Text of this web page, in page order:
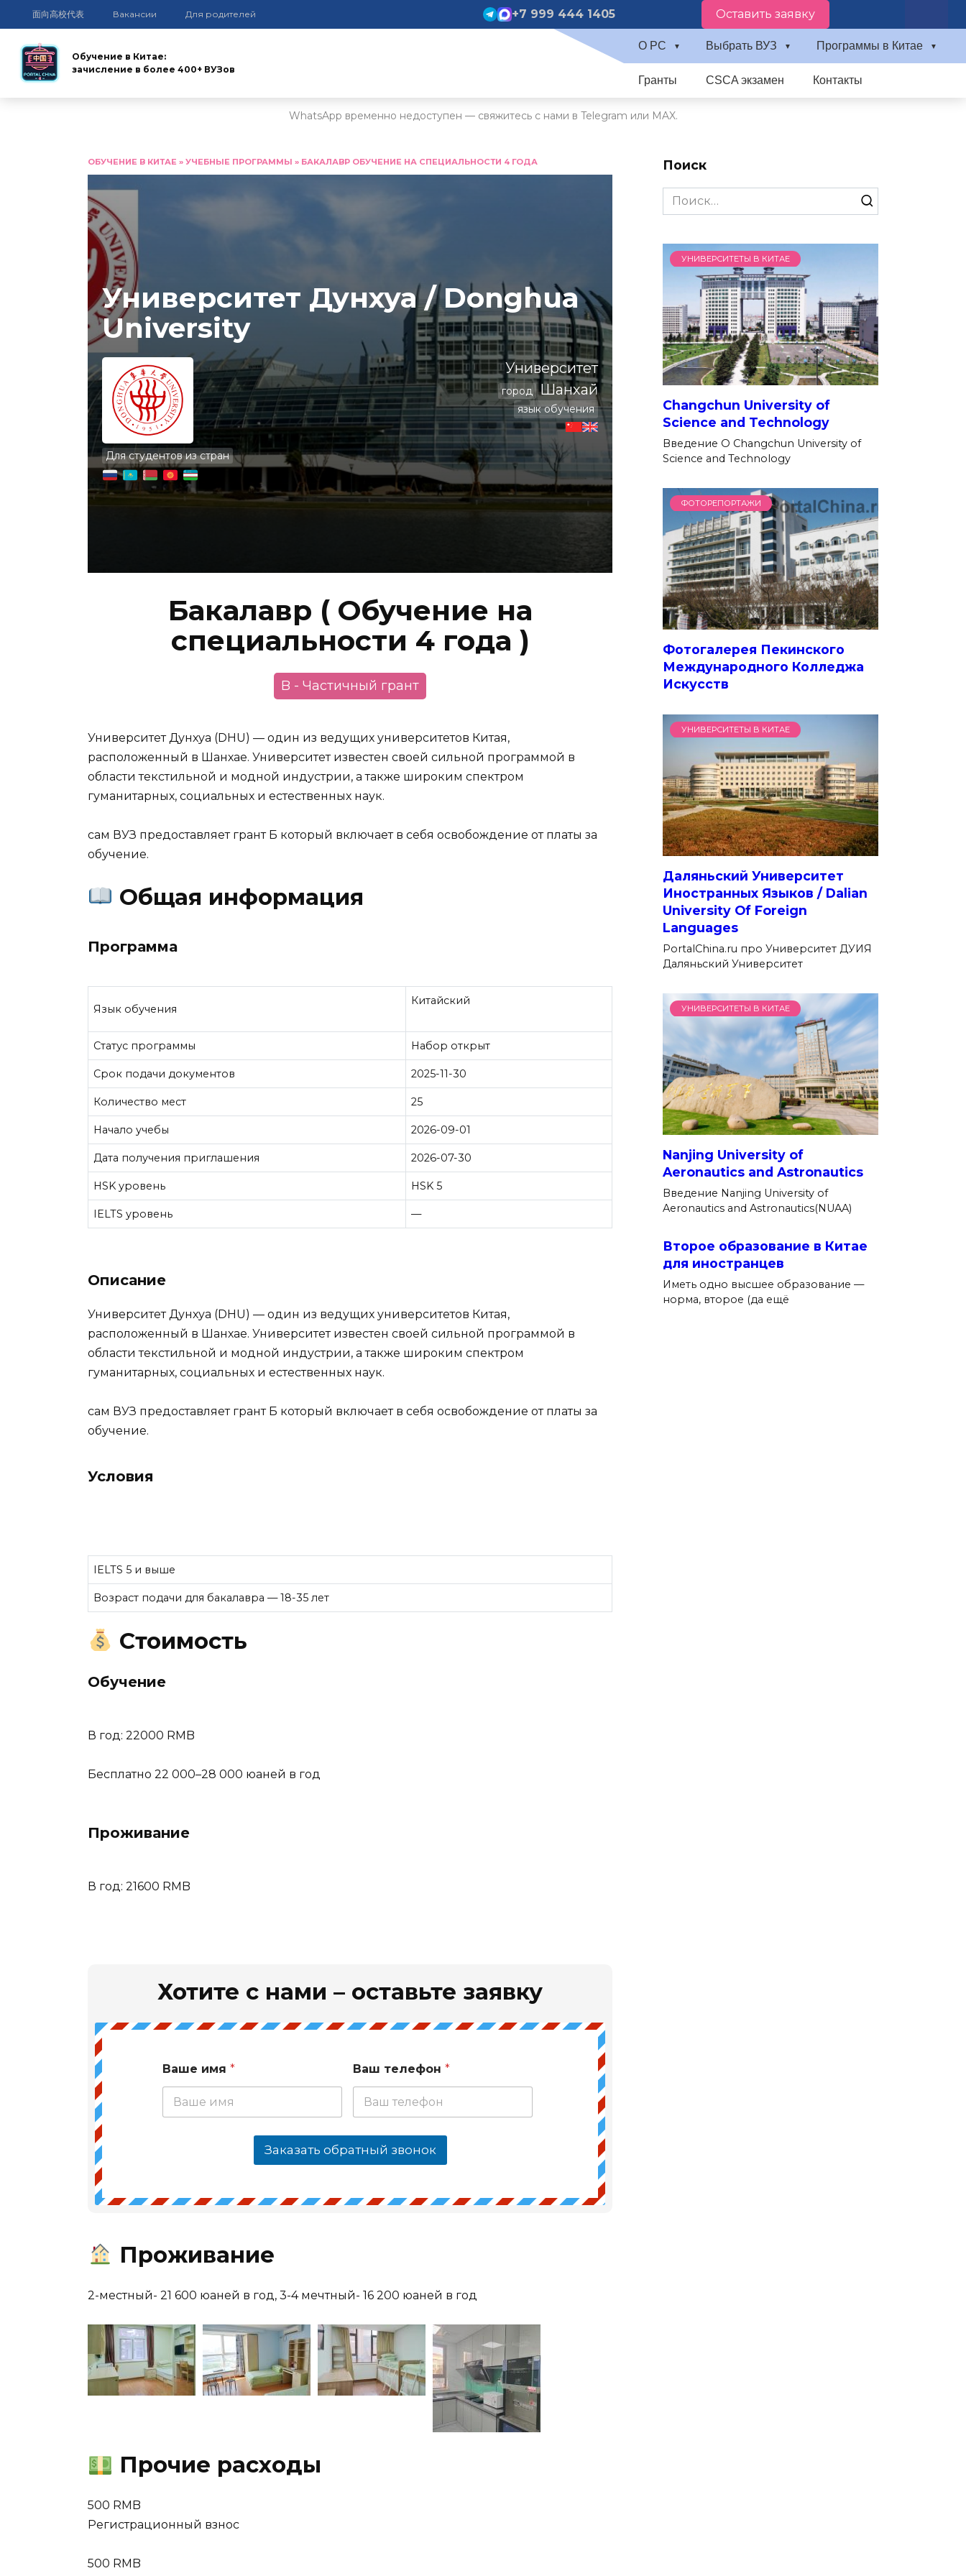
面向高校代表 Вакансии Для родителей +7 999 444 1405 Оставить заявку
Обучение в Китае:
зачисление в более 400+ ВУЗов
О PC Выбрать ВУЗ Программы в Китае
Гранты CSCA экзамен Контакты
WhatsApp временно недоступен — свяжитесь с нами в Telegram или MAX.
ОБУЧЕНИЕ В КИТАЕ » УЧЕБНЫЕ ПРОГРАММЫ » БАКАЛАВР ОБУЧЕНИЕ НА СПЕЦИАЛЬНОСТИ 4 ГОДА
Университет Дунхуа / Donghua
University
Для студентов из стран
Университет
город Шанхай
язык обучения
Бакалавр ( Обучение на
специальности 4 года )
B - Частичный грант
Университет Дунхуа (DHU) — один из ведущих университетов Китая,
расположенный в Шанхае. Университет известен своей сильной программой в
области текстильной и модной индустрии, а также широким спектром
гуманитарных, социальных и естественных наук.
сам ВУЗ предоставляет грант Б который включает в себя освобождение от платы за
обучение.
Общая информация
Программа
Язык обучения
Китайский
Статус программы Набор открыт
Срок подачи документов 2025-11-30
Количество мест 25
Начало учебы 2026-09-01
Дата получения приглашения 2026-07-30
HSK уровень HSK 5
IELTS уровень —
Описание
Университет Дунхуа (DHU) — один из ведущих университетов Китая,
расположенный в Шанхае. Университет известен своей сильной программой в
области текстильной и модной индустрии, а также широким спектром
гуманитарных, социальных и естественных наук.
сам ВУЗ предоставляет грант Б который включает в себя освобождение от платы за
обучение.
Условия
IELTS 5 и выше
Возраст подачи для бакалавра — 18-35 лет
Стоимость
Обучение
В год: 22000 RMB
Бесплатно 22 000–28 000 юаней в год
Проживание
В год: 21600 RMB
Хотите с нами – оставьте заявку
Ваше имя * Ваш телефон *
Заказать обратный звонок
Проживание
2-местный- 21 600 юаней в год, 3-4 мечтный- 16 200 юаней в год
Прочие расходы
500 RMB
Регистрационный взнос
500 RMB
Поиск
Search
for:
УНИВЕРСИТЕТЫ В КИТАЕ
Changchun University of
Science and Technology
Введение О Changchun University of
Science and Technology
ФОТОРЕПОРТАЖИ
Фотогалерея Пекинского
Международного Колледжа
Искусств
УНИВЕРСИТЕТЫ В КИТАЕ
Даляньский Университет
Иностранных Языков / Dalian
University Of Foreign
Languages
PortalChina.ru про Университет ДУИЯ
Даляньский Университет
УНИВЕРСИТЕТЫ В КИТАЕ
Nanjing University of
Aeronautics and Astronautics
Введение Nanjing University of
Aeronautics and Astronautics(NUAA)
Второе образование в Китае
для иностранцев
Иметь одно высшее образование —
норма, второе (да ещё